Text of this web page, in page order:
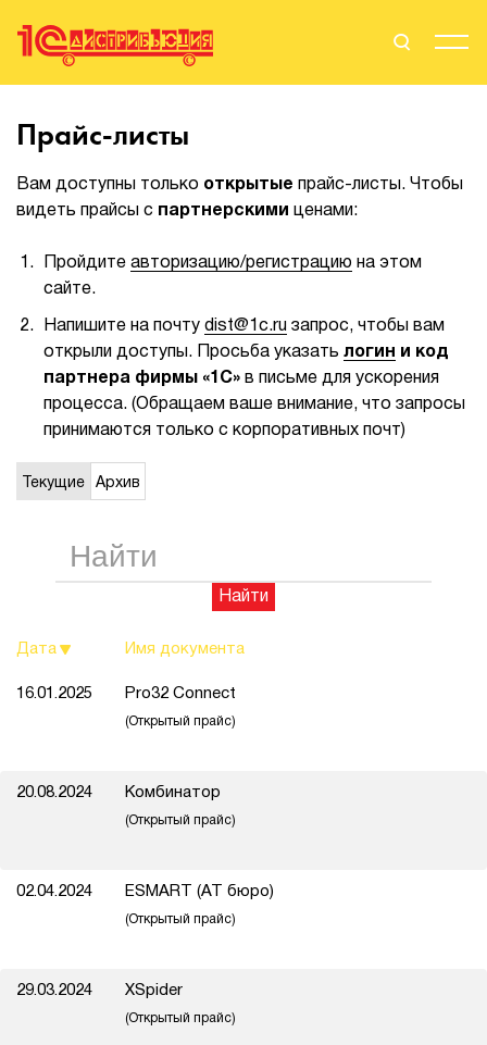
Поиск
Вендоры
Партнерам
События
Сервисы для партнеров
Прайс-листы
Вам доступны только открытые прайс-листы. Чтобы
видеть прайсы с партнерскими ценами:
Пройдите авторизацию/регистрацию на этом
сайте.
Напишите на почту dist@1c.ru запрос, чтобы вам
открыли доступы. Просьба указать логин
и код
партнера фирмы «1С» в письме для ускорения
процесса. (Обращаем ваше внимание, что запросы
принимаются только с корпоративных почт)
Текущие Архив
Найти
Дата Имя документа
16.01.2025 Pro32 Connect
(Открытый прайс)
20.08.2024 Комбинатор
(Открытый прайс)
02.04.2024 ESMART (АТ бюро)
(Открытый прайс)
29.03.2024 XSpider
(Открытый прайс)